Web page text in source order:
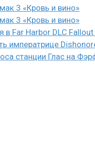
3 «Кровь и вино»
3 «Кровь и вино»
в Far Harbor DLC
императрице
станции Глас на